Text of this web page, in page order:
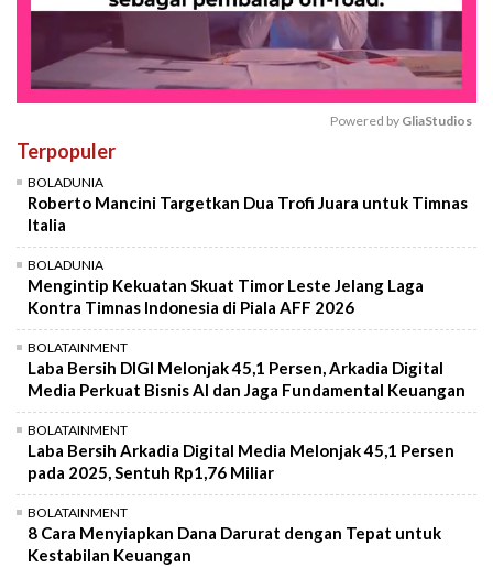
Powered by GliaStudios
Terpopuler
BOLADUNIA
Roberto Mancini Targetkan Dua Trofi Juara untuk Timnas
Italia
BOLADUNIA
Mengintip Kekuatan Skuat Timor Leste Jelang Laga
Kontra Timnas Indonesia di Piala AFF 2026
BOLATAINMENT
Laba Bersih DIGI Melonjak 45,1 Persen, Arkadia Digital
Media Perkuat Bisnis AI dan Jaga Fundamental Keuangan
BOLATAINMENT
Laba Bersih Arkadia Digital Media Melonjak 45,1 Persen
pada 2025, Sentuh Rp1,76 Miliar
BOLATAINMENT
8 Cara Menyiapkan Dana Darurat dengan Tepat untuk
Kestabilan Keuangan